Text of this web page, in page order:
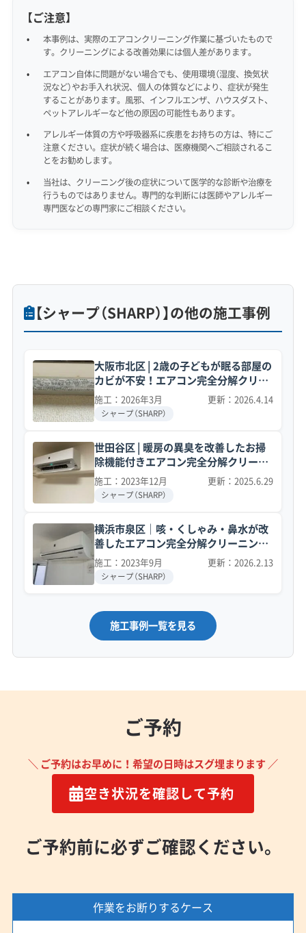
【ご注意】
本事例は、実際のエアコンクリーニング作業に基づいたもので
す。クリーニングによる改善効果には個人差があります。
エアコン自体に問題がない場合でも、使用環境（湿度、換気状
況など）やお手入れ状況、個人の体質などにより、症状が発生
することがあります。風邪、インフルエンザ、ハウスダスト、
ペットアレルギーなど他の原因の可能性もあります。
アレルギー体質の方や呼吸器系に疾患をお持ちの方は、特にご
注意ください。症状が続く場合は、医療機関へご相談されるこ
とをお勧めします。
当社は、クリーニング後の症状について医学的な診断や治療を
行うものではありません。専門的な判断には医師やアレルギー
専門医などの専門家にご相談ください。
【シャープ（SHARP）】の他の施工事例
大阪市北区 | 2歳の子どもが眠る部屋の
カビが不安！エアコン完全分解クリー
ニング事例
施工：2026年3月 更新：2026.4.14
シャープ（SHARP）
世田谷区 | 暖房の異臭を改善したお掃
除機能付きエアコン完全分解クリーニ
ング事例
施工：2023年12月 更新：2025.6.29
シャープ（SHARP）
横浜市泉区｜咳・くしゃみ・鼻水が改
善したエアコン完全分解クリーニング
事例
施工：2023年9月 更新：2026.2.13
シャープ（SHARP）
施工事例一覧を見る
ご予約
＼ ご予約はお早めに！希望の日時はスグ埋まります ／
空き状況を確認して予約
ご予約前に必ずご確認ください。
作業をお断りするケース